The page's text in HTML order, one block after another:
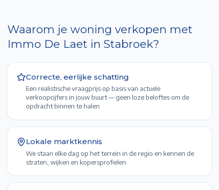
Waarom je woning verkopen met
Immo De Laet in Stabroek?
Correcte, eerlijke schatting
Een realistische vraagprijs op basis van actuele
verkoopcijfers in jouw buurt — geen loze beloftes om de
opdracht binnen te halen.
Lokale marktkennis
We staan elke dag op het terrein in de regio en kennen de
straten, wijken en kopersprofielen.